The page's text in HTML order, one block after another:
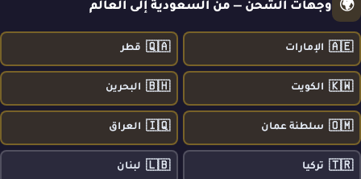
🌍 وجهات الشحن — من السعودية إلى العالم
🇦🇪 الإمارات 🇶🇦 قطر
🇰🇼 الكويت 🇧🇭 البحرين
🇴🇲 سلطنة عمان 🇮🇶 العراق
🇹🇷 تركيا 🇱🇧 لبنان